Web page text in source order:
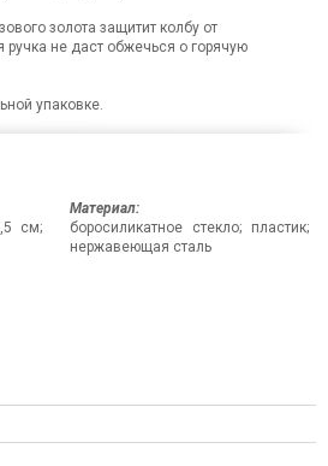
золота защитит колбу от
не даст обжечься о горячую
упаковке.
см;
Материал:
боросиликатное стекло; пластик;
нержавеющая сталь